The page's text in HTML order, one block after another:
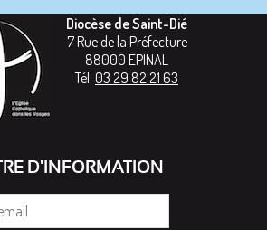
Diocèse de Saint-Dié
7 Rue de la Préfecture
88000 EPINAL
Tél: 03 29 82 21 63
D'INFORMATION